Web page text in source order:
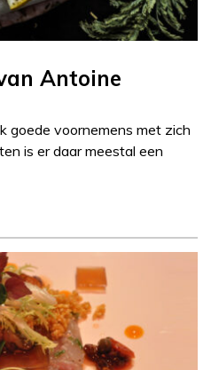
Antoine
goede voornemens met zich
is er daar meestal een